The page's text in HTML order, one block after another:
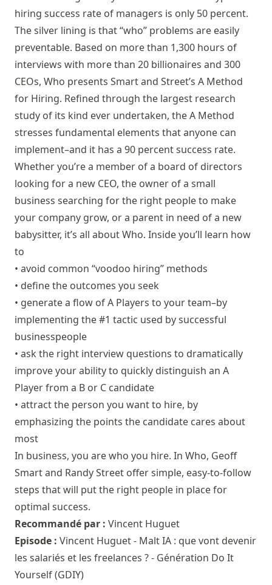
hiring success rate of managers is only 50 percent.
The silver lining is that “who” problems are easily
preventable. Based on more than 1,300 hours of
interviews with more than 20 billionaires and 300
CEOs, Who presents Smart and Street’s A Method
for Hiring. Refined through the largest research
study of its kind ever undertaken, the A Method
stresses fundamental elements that anyone can
implement–and it has a 90 percent success rate.
Whether you’re a member of a board of directors
looking for a new CEO, the owner of a small
business searching for the right people to make
your company grow, or a parent in need of a new
babysitter, it’s all about Who. Inside you’ll learn how
to
• avoid common “voodoo hiring” methods
• define the outcomes you seek
• generate a flow of A Players to your team–by
implementing the #1 tactic used by successful
businesspeople
• ask the right interview questions to dramatically
improve your ability to quickly distinguish an A
Player from a B or C candidate
• attract the person you want to hire, by
emphasizing the points the candidate cares about
most
In business, you are who you hire. In Who, Geoff
Smart and Randy Street offer simple, easy-to-follow
steps that will put the right people in place for
optimal success.
Recommandé par : Vincent Huguet
Episode : Vincent Huguet - Malt IA : que vont devenir
les salariés et les freelances ? - Génération Do It
Yourself (GDIY)